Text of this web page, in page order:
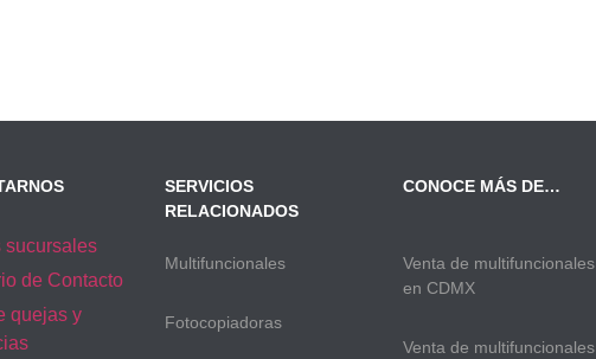
sucursales
de Contacto
quejas y
SERVICIOS
RELACIONADOS
Multifuncionales
Fotocopiadoras
CONOCE MÁS DE…
Venta de multifuncionales
en CDMX
Venta de multifuncionales